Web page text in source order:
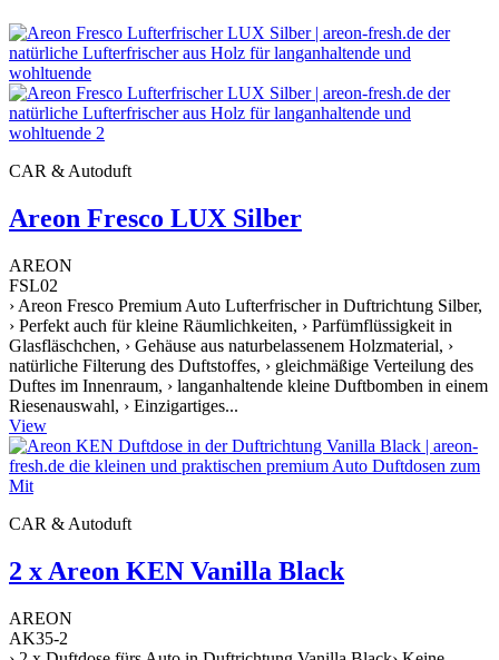
CAR & Autoduft
Areon Fresco LUX Silber
AREON
FSL02
› Areon Fresco Premium Auto Lufterfrischer in Duftrichtung Silber,
› Perfekt auch für kleine Räumlichkeiten, › Parfümflüssigkeit in
Glasfläschchen, › Gehäuse aus naturbelassenem Holzmaterial, ›
natürliche Filterung des Duftstoffes, › gleichmäßige Verteilung des
Duftes im Innenraum, › langanhaltende kleine Duftbomben in einem
Riesenauswahl, › Einzigartiges...
View
CAR & Autoduft
2 x Areon KEN Vanilla Black
AREON
AK35-2